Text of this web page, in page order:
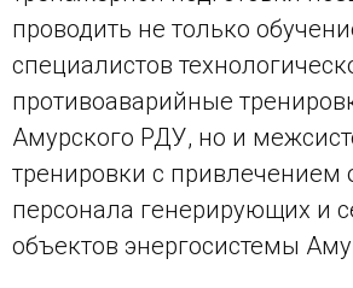
проводить не только
специалистов
противоаварийные
Амурского РДУ, но и
тренировки с привлечением
персонала генерирующих и
объектов энергосистемы